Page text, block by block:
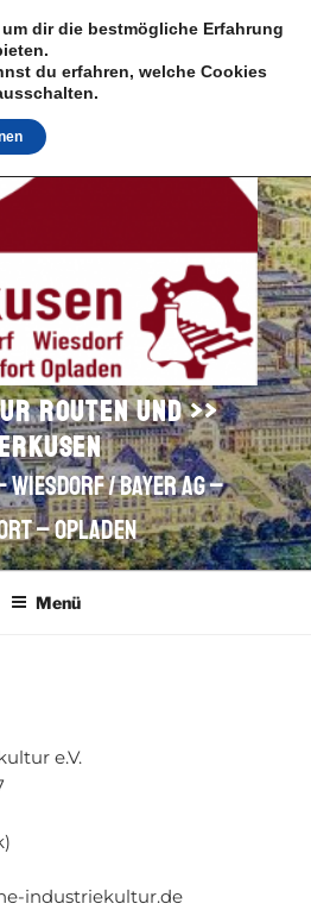
Routen und >>
/ Bayer AG –
– Opladen
Menü
e.V.
industriekultur.de
dir die bestmögliche Erfahrung
du erfahren, welche Cookies